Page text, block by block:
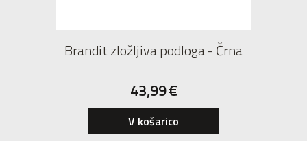
Brandit zložljiva podloga - Črna
43,99€
V košarico